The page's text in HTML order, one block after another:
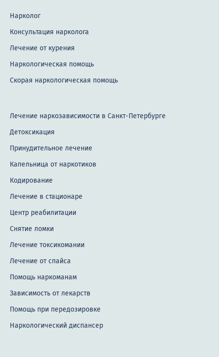
Нарколог
Консультация нарколога
Лечение от курения
Наркологическая помощь
Скорая наркологическая помощь
Лечение наркозависимости в Санкт-Петербурге
Детоксикация
Принудительное лечение
Капельница от наркотиков
Кодирование
Лечение в стационаре
Центр реабилитации
Снятие ломки
Лечение токсикомании
Лечение от спайса
Помощь наркоманам
Зависимость от лекарств
Помощь при передозировке
Наркологический диспансер